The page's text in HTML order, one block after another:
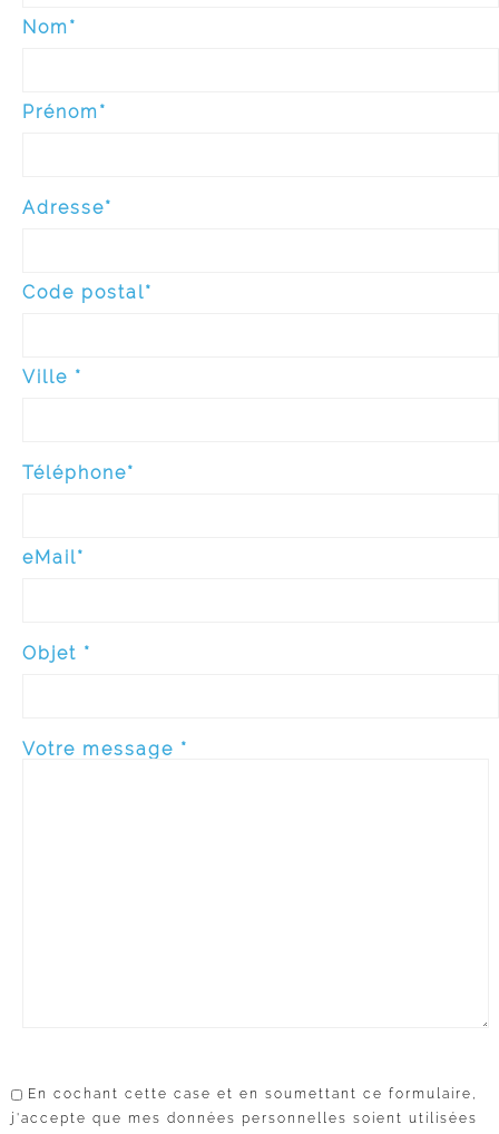
Nom*
Prénom*
Adresse*
Code postal*
Ville *
Téléphone*
eMail*
Objet *
Votre message *
En cochant cette case et en soumettant ce formulaire,
j'accepte que mes données personnelles soient utilisées